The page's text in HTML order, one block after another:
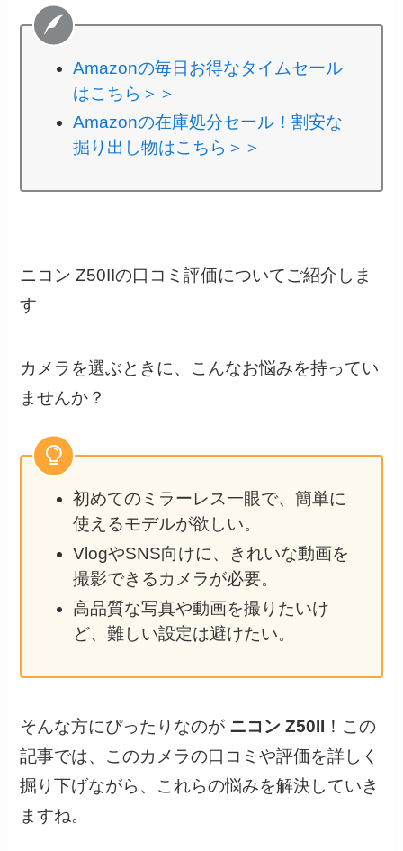
Amazonの毎日お得なタイムセール
はこちら＞＞
Amazonの在庫処分セール！割安な
掘り出し物はこちら＞＞
ニコン Z50IIの口コミ評価についてご紹介しま
す
カメラを選ぶときに、こんなお悩みを持ってい
ませんか？
初めてのミラーレス一眼で、簡単に
使えるモデルが欲しい。
VlogやSNS向けに、きれいな動画を
撮影できるカメラが必要。
高品質な写真や動画を撮りたいけ
ど、難しい設定は避けたい。
そんな方にぴったりなのが ニコン Z50II ！この
記事では、このカメラの口コミや評価を詳しく
掘り下げながら、これらの悩みを解決していき
ますね。